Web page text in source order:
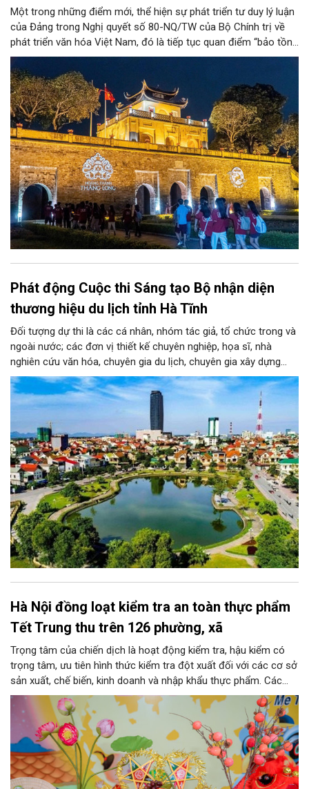
Một trong những điểm mới, thể hiện sự phát triển tư duy lý luận
của Đảng trong Nghị quyết số 80-NQ/TW của Bộ Chính trị về
phát triển văn hóa Việt Nam, đó là tiếp tục quan điểm “bảo tồn
và phát huy giá trị di sản văn hóa gắn kết với phát triển kinh tế -
xã hội và du lịch”; đồng thời, nâng lên một tầm cao mới: “phát
triển kinh tế di sản”.
Phát động Cuộc thi Sáng tạo Bộ nhận diện
thương hiệu du lịch tỉnh Hà Tĩnh
Đối tượng dự thi là các cá nhân, nhóm tác giả, tổ chức trong và
ngoài nước; các đơn vị thiết kế chuyên nghiệp, họa sĩ, nhà
nghiên cứu văn hóa, chuyên gia du lịch, chuyên gia xây dựng
thương hiệu cùng những người yêu thích sáng tạo. Mỗi tác giả
hoặc nhóm tác giả được gửi tối đa 03 tác phẩm ở mỗi giai
đoạn.
Hà Nội đồng loạt kiểm tra an toàn thực phẩm
Tết Trung thu trên 126 phường, xã
Trọng tâm của chiến dịch là hoạt động kiểm tra, hậu kiểm có
trọng tâm, ưu tiên hình thức kiểm tra đột xuất đối với các cơ sở
sản xuất, chế biến, kinh doanh và nhập khẩu thực phẩm. Các
nhóm mặt hàng tiêu thụ mạnh như bánh Trung thu, bánh mứt
kẹo, rượu, bia, nước giải khát, phụ gia thực phẩm...